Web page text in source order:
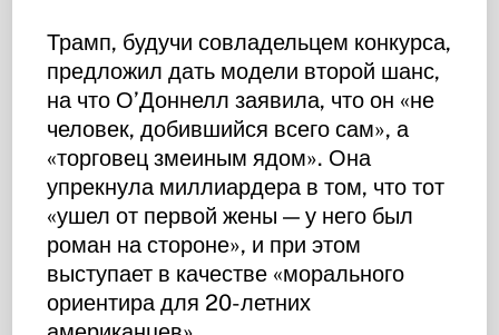
Трамп, будучи совладельцем конкурса,
предложил дать модели второй шанс,
на что О’Доннелл заявила, что он «не
человек, добившийся всего сам», а
«торговец змеиным ядом». Она
упрекнула миллиардера в том, что тот
«ушел от первой жены — у него был
роман на стороне», и при этом
выступает в качестве «морального
ориентира для 20-летних